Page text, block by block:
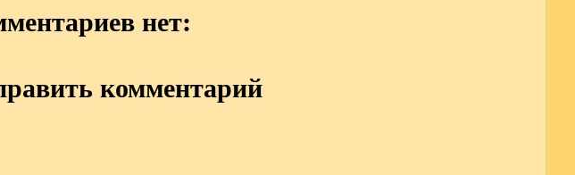
нет:
комментарий